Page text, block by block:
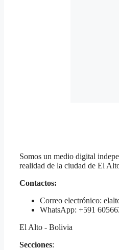
Somos un medio digital
realidad de la ciudad de El
Contactos:
Correo electrónico:
WhatsApp: +591
El Alto - Bolivia
Secciones: